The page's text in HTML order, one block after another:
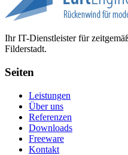
Ihr IT-Dienstleister für
Filderstadt.
Seiten
Leistungen
Über uns
Referenzen
Downloads
Freeware
Kontakt